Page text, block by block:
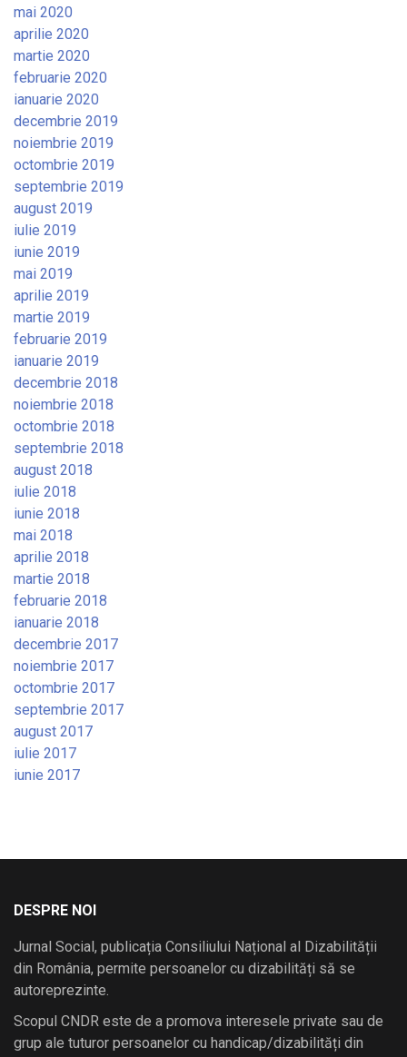
mai 2020
aprilie 2020
martie 2020
februarie 2020
ianuarie 2020
decembrie 2019
noiembrie 2019
octombrie 2019
septembrie 2019
august 2019
iulie 2019
iunie 2019
mai 2019
aprilie 2019
martie 2019
februarie 2019
ianuarie 2019
decembrie 2018
noiembrie 2018
octombrie 2018
septembrie 2018
august 2018
iulie 2018
iunie 2018
mai 2018
aprilie 2018
martie 2018
februarie 2018
ianuarie 2018
decembrie 2017
noiembrie 2017
octombrie 2017
septembrie 2017
august 2017
iulie 2017
iunie 2017
DESPRE NOI
Jurnal Social, publicația Consiliului Național al Dizabilității
din România, permite persoanelor cu dizabilități să se
autoreprezinte.
Scopul CNDR este de a promova interesele private sau de
grup ale tuturor persoanelor cu handicap/dizabilități din